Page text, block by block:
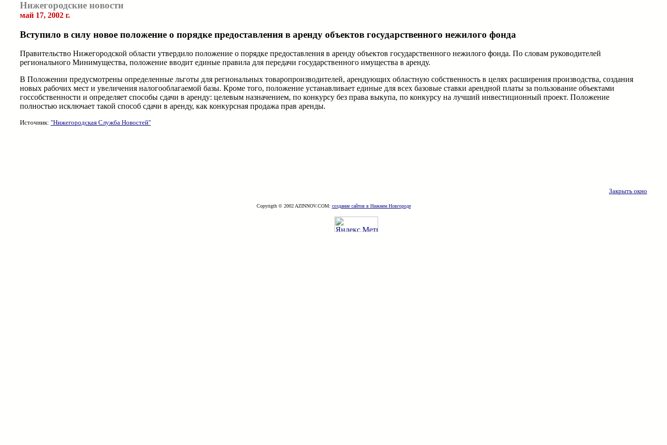
Нижегородские новости
май 17, 2002 г.
Вступило в силу новое положение о порядке предоставления в аренду объектов государственного нежилого фонда
Правительство Нижегородской области утвердило положение о порядке предоставления в аренду объектов государственного нежилого фонда. По словам руководителей
регионального Минимущества, положение вводит единые правила для передачи государственного имущества в аренду.
В Положении предусмотрены определенные льготы для региональных товаропроизводителей, арендующих областную собственность в целях расширения производства, создания
новых рабочих мест и увеличения налогооблагаемой базы. Кроме того, положение устанавливает единые для всех базовые ставки арендной платы за пользование объектами
госсобственности и определяет способы сдачи в аренду: целевым назначением, по конкурсу без права выкупа, по конкурсу на лучший инвестиционный проект. Положение
полностью исключает такой способ сдачи в аренду, как конкурсная продажа прав аренды.
Источник: "Нижегородская Служба Новостей"
Закрыть окно
Copyrigth © 2002 AZINNOV.COM: создание сайтов в Нижнем Новгороде